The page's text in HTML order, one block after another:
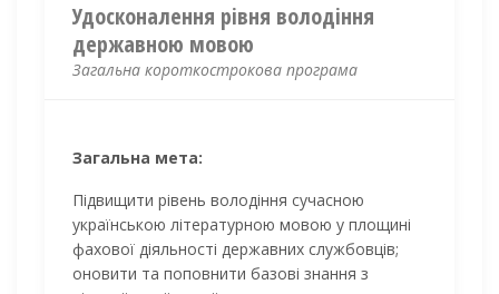
Удосконалення рівня володіння
державною мовою
Загальна короткострокова програма
Загальна мета:
Підвищити рівень володіння сучасною
українською літературною мовою у площині
фахової діяльності державних службовців;
оновити та поповнити базові знання з